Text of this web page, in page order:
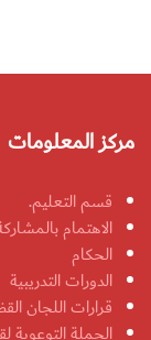
مركز المعلومات
قسم التعليم.
الاهتمام
الحكام
الدورات التدريبية
قرارات اللجان
الحملة التوعوية